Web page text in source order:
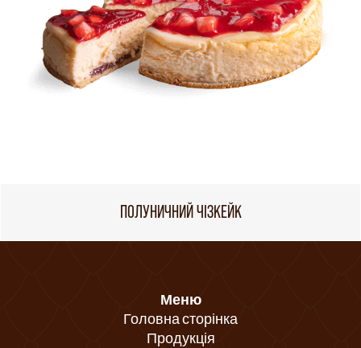
ПОЛУНИЧНИЙ ЧІЗКЕЙК
Меню
Головна сторінка
Продукція